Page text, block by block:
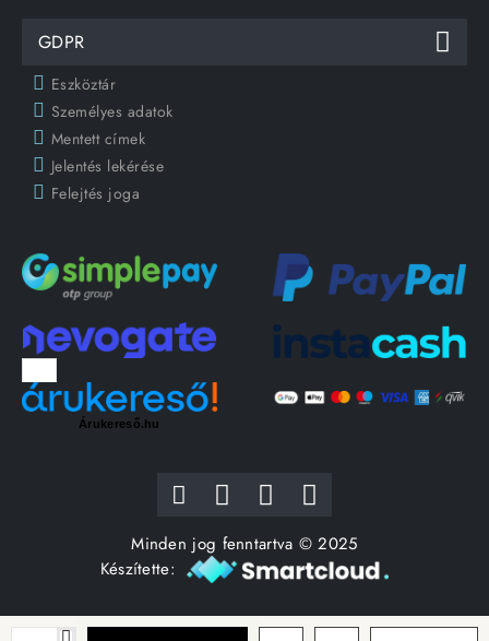
GDPR
Eszköztár
Személyes adatok
Mentett címek
Jelentés lekérése
Felejtés joga
Árukereső.hu
Minden jog fenntartva © 2025
Készítette: